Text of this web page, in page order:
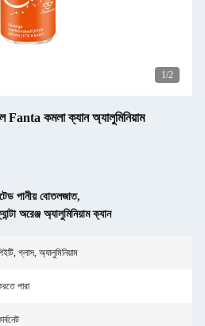
1/2
Fanta কমলা ক্যান অ্যালুমিনিয়াম
পানীয় বোতলজাত,
অরেঞ্জ অ্যালুমিনিয়াম ক্যান
গ্লাস, অ্যালুমিনিয়াম
পারা